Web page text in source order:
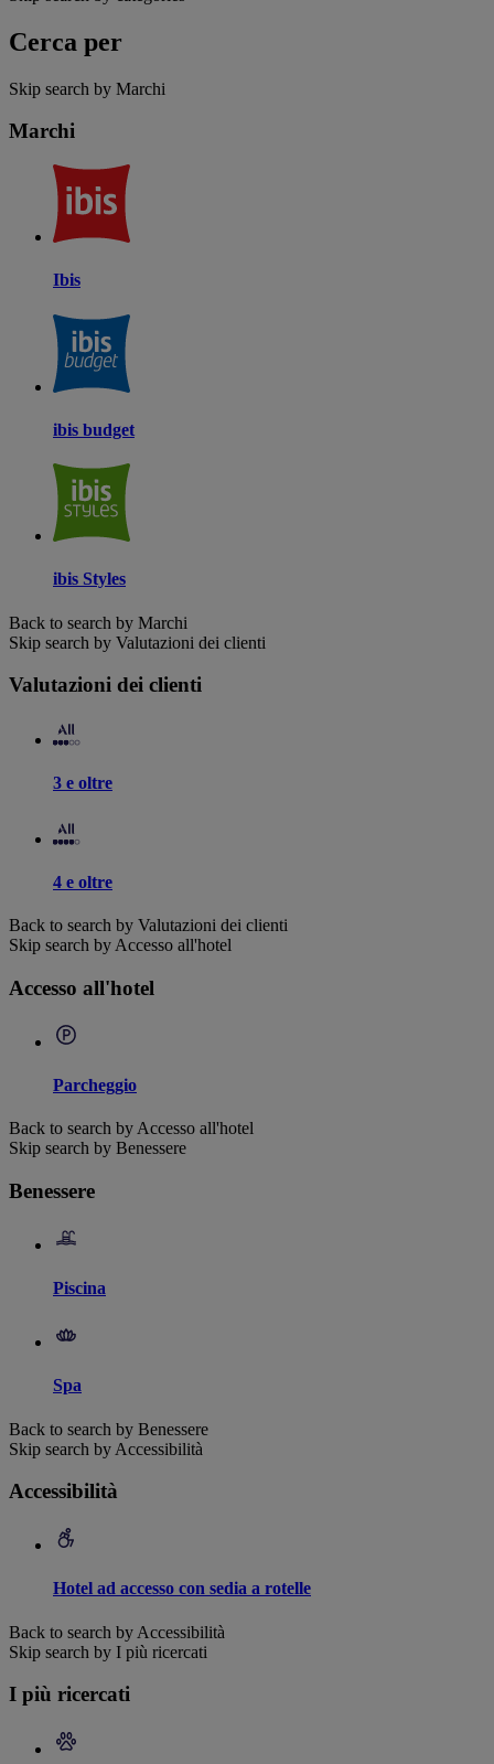
Cerca per
Skip search by Marchi
Marchi
Ibis
ibis budget
ibis Styles
Back to search by Marchi
Skip search by Valutazioni dei clienti
Valutazioni dei clienti
3 e oltre
4 e oltre
Back to search by Valutazioni dei clienti
Skip search by Accesso all'hotel
Accesso all'hotel
Parcheggio
Back to search by Accesso all'hotel
Skip search by Benessere
Benessere
Piscina
Spa
Back to search by Benessere
Skip search by Accessibilità
Accessibilità
Hotel ad accesso con sedia a rotelle
Back to search by Accessibilità
Skip search by I più ricercati
I più ricercati